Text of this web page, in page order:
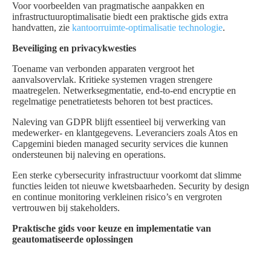
Voor voorbeelden van pragmatische aanpakken en
infrastructuuroptimalisatie biedt een praktische gids extra
handvatten, zie kantoorruimte-optimalisatie technologie.
Beveiliging en privacykwesties
Toename van verbonden apparaten vergroot het
aanvalsovervlak. Kritieke systemen vragen strengere
maatregelen. Netwerksegmentatie, end-to-end encryptie en
regelmatige penetratietests behoren tot best practices.
Naleving van GDPR blijft essentieel bij verwerking van
medewerker- en klantgegevens. Leveranciers zoals Atos en
Capgemini bieden managed security services die kunnen
ondersteunen bij naleving en operations.
Een sterke cybersecurity infrastructuur voorkomt dat slimme
functies leiden tot nieuwe kwetsbaarheden. Security by design
en continue monitoring verkleinen risico’s en vergroten
vertrouwen bij stakeholders.
Praktische gids voor keuze en implementatie van
geautomatiseerde oplossingen